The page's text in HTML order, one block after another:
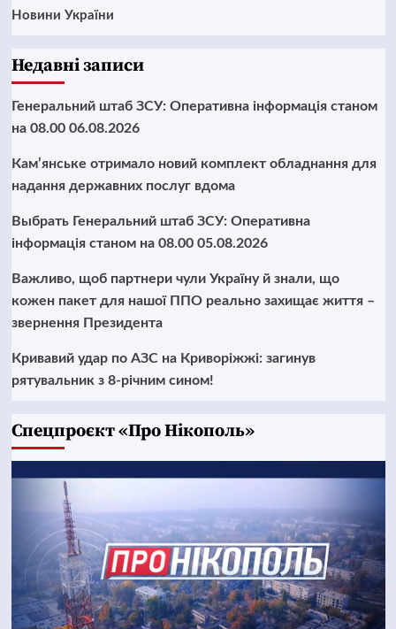
Новини України
Недавні записи
Генеральний штаб ЗСУ: Оперативна інформація станом
на 08.00 06.08.2026
Кам’янське отримало новий комплект обладнання для
надання державних послуг вдома
Выбрать Генеральний штаб ЗСУ: Оперативна
інформація станом на 08.00 05.08.2026
Важливо, щоб партнери чули Україну й знали, що
кожен пакет для нашої ППО реально захищає життя –
звернення Президента
Кривавий удар по АЗС на Криворіжжі: загинув
рятувальник з 8-річним сином!
Cпецпроєкт «Про Нікополь»